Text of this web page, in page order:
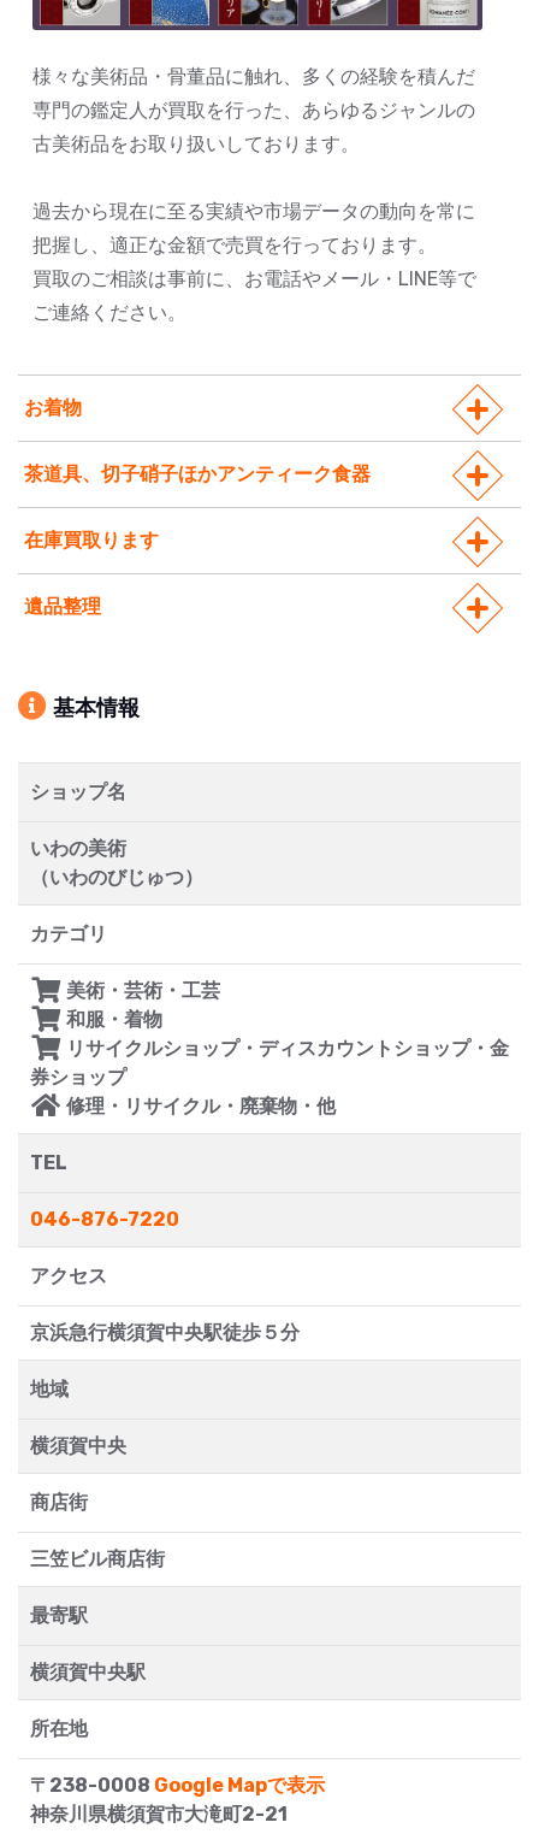
様々な美術品・骨董品に触れ、多くの経験を積んだ
専門の鑑定人が買取を行った、あらゆるジャンルの
古美術品をお取り扱いしております。
過去から現在に至る実績や市場データの動向を常に
把握し、適正な金額で売買を行っております。
買取のご相談は事前に、お電話やメール・LINE等で
ご連絡ください。
お着物
茶道具、切子硝子ほかアンティーク食器
在庫買取ります
遺品整理
基本情報
ショップ名
いわの美術
（いわのびじゅつ）
カテゴリ
美術・芸術・工芸
和服・着物
リサイクルショップ・ディスカウントショップ・金
券ショップ
修理・リサイクル・廃棄物・他
TEL
046-876-7220
アクセス
京浜急行横須賀中央駅徒歩５分
地域
横須賀中央
商店街
三笠ビル商店街
最寄駅
横須賀中央駅
所在地
〒238-0008 Google Mapで表示
神奈川県横須賀市大滝町2-21